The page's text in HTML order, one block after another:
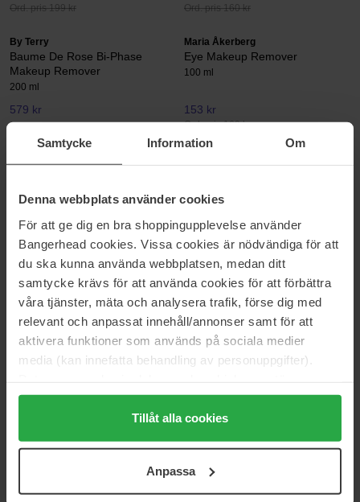
Samtycke Information Om
Denna webbplats använder cookies
För att ge dig en bra shoppingupplevelse använder
Bangerhead cookies. Vissa cookies är nödvändiga för att
du ska kunna använda webbplatsen, medan ditt
samtycke krävs för att använda cookies för att förbättra
våra tjänster, mäta och analysera trafik, förse dig med
relevant och anpassat innehåll/annonser samt för att
aktivera funktioner som används på sociala medier
media (kan innefatta behandling av personuppgifter).
Genom att trycka på "Tillåt alla cookies" accepterar du
alla cookies, medan du under "Detaljer" kan anpassa
användningen av cookies. Du kan när som helst återkalla
samt vår Integritetspolicy.
Tillåt alla cookies
Anpassa
Ord. pris 199 kr Ord. pris 160 kr
By Terry
Baume De Rose Bi-Phase
Makeup Remover
200 ml
579 kr
Maria Åkerberg
Eye Makeup Remover
100 ml
153 kr
Ord. pris 169 kr
279 kr
25 pcs
68 kr
Ord. pris 75 kr
Eau Micellarie Biosource
200 ml
279 kr
Ord. pris 310 kr
Essential Line
30 pcs
342 kr
Ord. pris 380 kr
Ej i lager
Waterproof Eye Make-Up
209 kr
Rinse-Off Eye Makeup Solvent
252 kr
Embryolisse Shiseido